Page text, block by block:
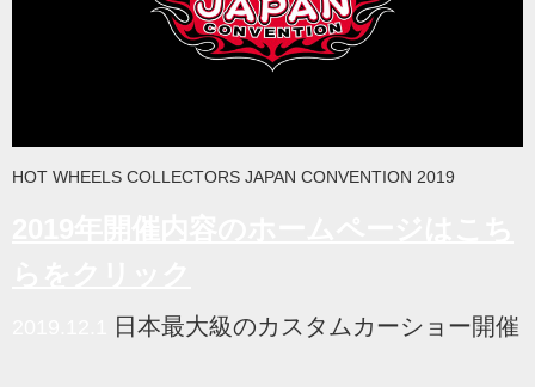
HOT WHEELS COLLECTORS JAPAN CONVENTION 2019
日本最大級のカスタムカーショー開催